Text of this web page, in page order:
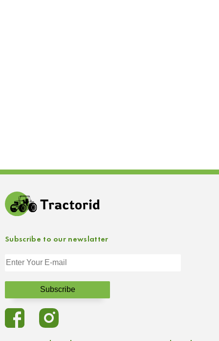
Subscribe to our newslatter